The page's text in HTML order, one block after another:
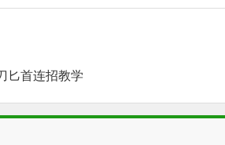
匕首连招教学